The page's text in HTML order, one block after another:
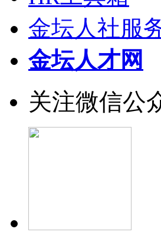
金坛人社服
金坛人才网
关注微信公